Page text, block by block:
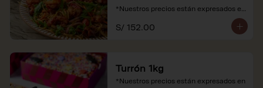
*Nuestros precios están expresados en
recargo al consumo.
S/ 152.00
Turrón 1kg
*Nuestros precios están expresados en